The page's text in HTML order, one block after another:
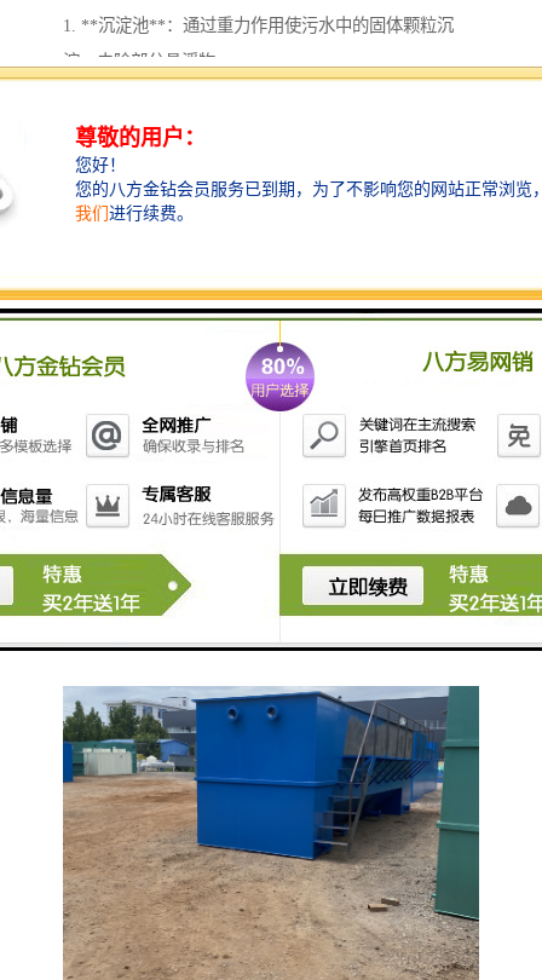
1. **沉淀池**：通过重力作用使污水中的固体颗粒沉
淀，去除部分悬浮物。
分解，常见的有活性污泥法、厌氧消化等。
3. **滤池**：通过砂滤、炭滤等方式进一步去除水中的
悬浮物和污染物。
5. **膜过滤设备**：如超滤、纳滤和反渗透等，用于进
一步净化水质。
6. **消毒设备**：如紫外线消毒器、氯化消毒等，确保
处理后的水达到排放标准。
7. **污水回收利用系统**：将处理后的水进行回收利
用，用于灌溉等用途，减少水资源浪费。
养鸡场的污水处理系统应该根据养殖规模、污水排放量
以及当地环保要求进行设计和选择合适的设备。